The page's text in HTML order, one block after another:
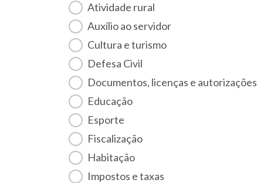
Atividade rural
Auxílio ao servidor
Cultura e turismo
Defesa Civil
Documentos, licenças e autorizações
Educação
Esporte
Fiscalização
habitação
Impostos e taxas